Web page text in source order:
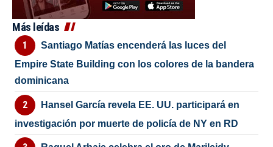
Más leídas
Santiago Matías encenderá las luces del
Empire State Building con los colores de la bandera
dominicana
Hansel García revela EE. UU. participará en
investigación por muerte de policía de NY en RD